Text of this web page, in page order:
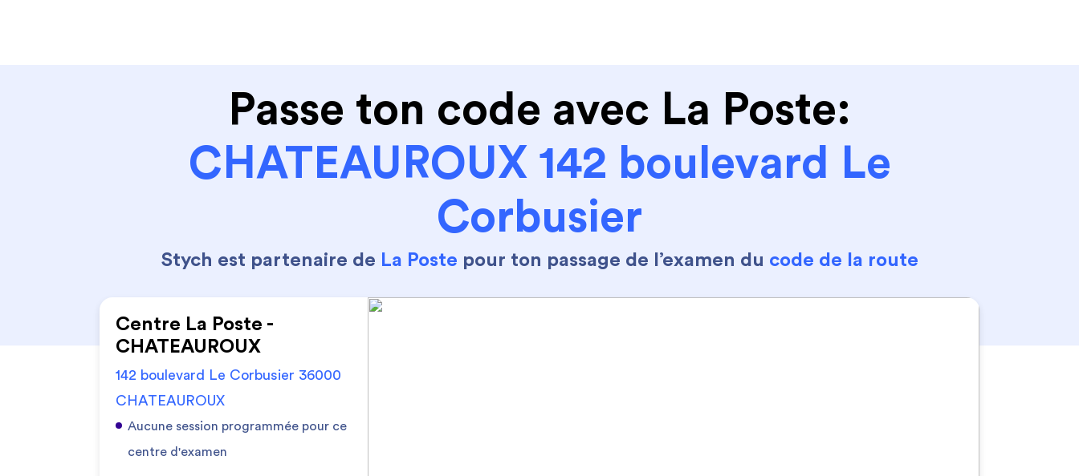
Passe ton code avec La Poste:
CHATEAUROUX 142 boulevard Le
Corbusier
Stych est partenaire de La Poste pour ton passage de l’examen du code de la route
Centre La Poste -
CHATEAUROUX
142 boulevard Le Corbusier 36000
CHATEAUROUX
Aucune session programmée pour ce
centre d'examen